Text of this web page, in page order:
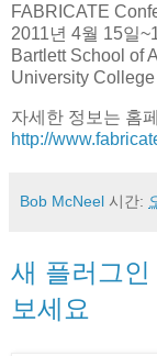
FABRICATE
2011년 4월 15일
Bartlett School of
University
자세한 정보는 홈
http://
Bob McNeel 시간:
새 플러그인
보세요